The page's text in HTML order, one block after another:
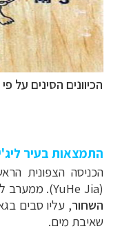
הכיוונים הסינים על
התמצאות בעיר
הכניסה הצפונית
(YuHe Jia). ממערב לכיכר זורם הנחל מ
השחור, עליו סבים
שאיבת מים.
תכנון
תכנון
תכנון
ההצעות »